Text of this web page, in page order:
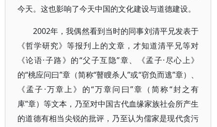
今天。这也影响了今天中国的文化建设与道德建设。
2002年，我偶然看到当时的同事刘清平兄发表于
《哲学研究》等报刋上的文章，才知道清平兄等对
《论语·子路》的“父子互隐”章、《孟子·尽心上》
的“桃应问曰”章（简称“瞽瞍杀人”或“窃负而逃”章）、
《孟子·万章上》的“万章问曰”章（简称“封之有
庳”章）等文本，乃至对中国古代血缘家族社会所产生
的道德有相当尖锐的批评，乃至认为儒家是现代贪污